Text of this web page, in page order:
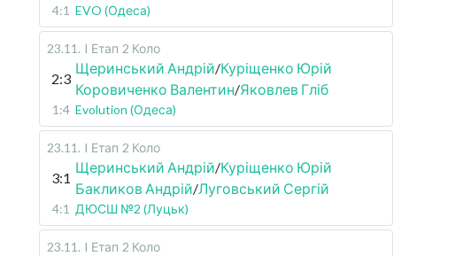
4:1 EVO (Одеса)
23.11 . I Етап 2 Коло
2:3
Щеринський Андрій/Куріщенко Юрій
Коровиченко Валентин/Яковлев Гліб
1:4 Evolution (Одеса)
23.11 . I Етап 2 Коло
3:1
Щеринський Андрій/Куріщенко Юрій
Бакликов Андрій/Луговський Сергій
4:1 ДЮСШ №2 (Луцьк)
23.11 . I Етап 2 Коло